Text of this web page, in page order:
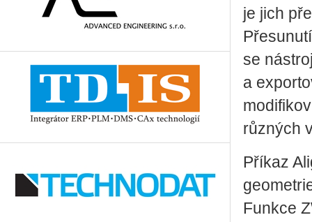
je jich
se
a
různých
Příkaz
Funkce